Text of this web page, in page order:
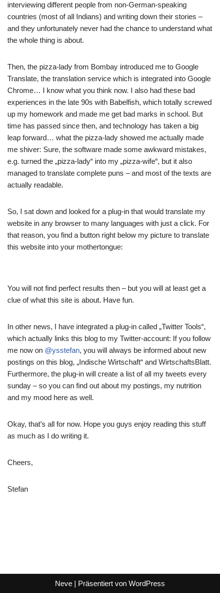
interviewing different people from non-German-speaking
countries (most of all Indians) and writing down their stories –
and they unfortunately never had the chance to understand what
the whole thing is about.
Then, the pizza-lady from Bombay introduced me to Google
Translate, the translation service which is integrated into Google
Chrome… I know what you think now. I also had these bad
experiences in the late 90s with Babelfish, which totally screwed
up my homework and made me get bad marks in school. But
time has passed since then, and technology has taken a big
leap forward… what the pizza-lady showed me actually made
me shiver: Sure, the software made some awkward mistakes,
e.g. turned the „pizza-lady“ into my „pizza-wife“, but it also
managed to translate complete puns – and most of the texts are
actually readable.
So, I sat down and looked for a plug-in that would translate my
website in any browser to many languages with just a click. For
that reason, you find a button right below my picture to translate
this website into your mothertongue:
You will not find perfect results then – but you will at least get a
clue of what this site is about. Have fun.
In other news, I have integrated a plug-in called „Twitter Tools“,
which actually links this blog to my Twitter-account: If you follow
me now on @ysstefan, you will always be informed about new
postings on this blog, „Indische Wirtschaft“ and WirtschaftsBlatt.
Furthermore, the plug-in will create a list of all my tweets every
sunday – so you can find out about my postings, my nutrition
and my mood here as well.
Okay, that’s all for now. Hope you guys enjoy reading this stuff
as much as I do writing it.
Cheers,
Stefan
Neve | Präsentiert von WordPress